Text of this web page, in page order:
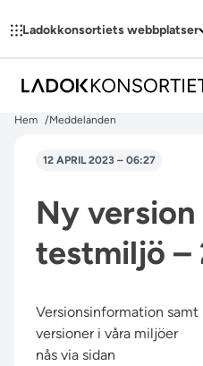
Ladokkonsortiets webbplatser
Hem Meddelanden
12 APRIL 2023 – 06:27
Ny version
testmiljö –
Versionsinformation
versioner i våra miljöer
nås via sidan